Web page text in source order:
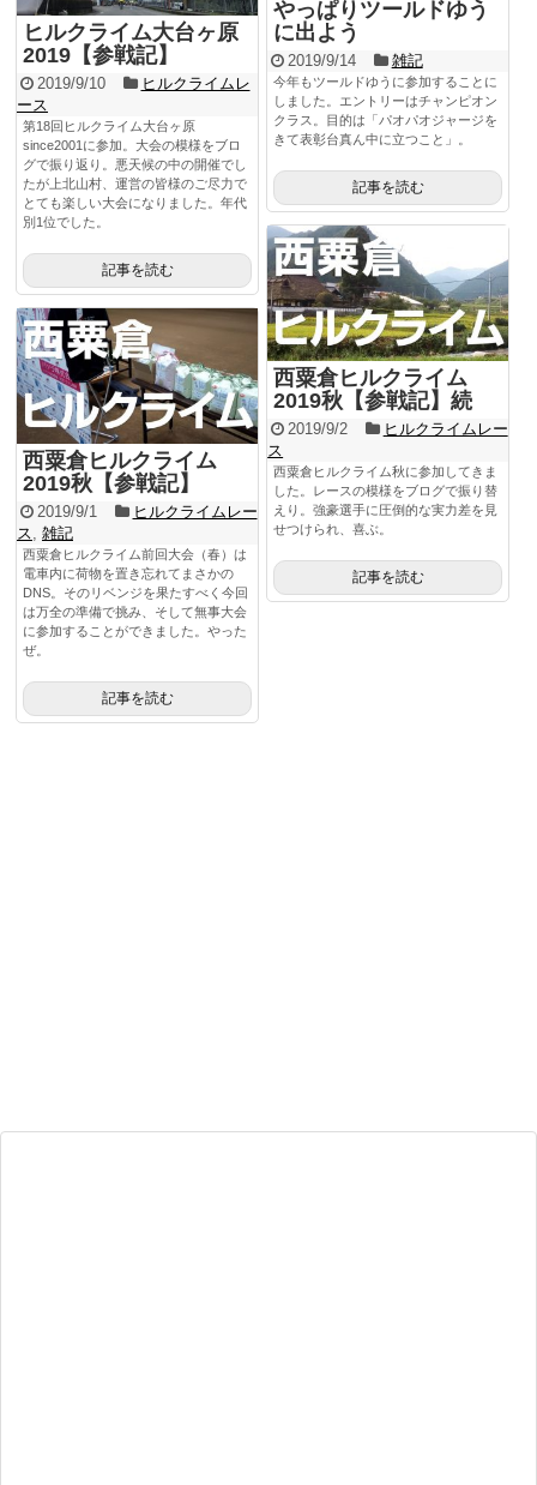
やっぱりツールドゆう
に出よう
2019/9/14 雑記
今年もツールドゆうに参加することに
しました。エントリーはチャンピオン
クラス。目的は「パオパオジャージを
きて表彰台真ん中に立つこと」。
記事を読む
ヒルクライム大台ヶ原
2019【参戦記】
2019/9/10
ヒルクライムレ
ース
第18回ヒルクライム大台ヶ原
since2001に参加。大会の模様をブロ
グで振り返り。悪天候の中の開催でし
たが上北山村、運営の皆様のご尽力で
とても楽しい大会になりました。年代
別1位でした。
記事を読む
西粟倉ヒルクライム
2019秋【参戦記】続
2019/9/2
ヒルクライムレー
ス
西粟倉ヒルクライム秋に参加してきま
した。レースの模様をブログで振り替
えり。強豪選手に圧倒的な実力差を見
せつけられ、喜ぶ。
記事を読む
西粟倉ヒルクライム
2019秋【参戦記】
2019/9/1
ヒルクライムレー
ス, 雑記
西粟倉ヒルクライム前回大会（春）は
電車内に荷物を置き忘れてまさかの
DNS。そのリベンジを果たすべく今回
は万全の準備で挑み、そして無事大会
に参加することができました。やった
ぜ。
記事を読む